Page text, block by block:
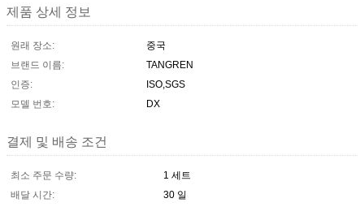
제품 상세 정보
원래 장소:
중국
브랜드 이름:
TANGREN
인증:
ISO,SGS
모델 번호:
DX
결제 및 배송 조건
최소 주문 수량:
1 세트
배달 시간:
30 일